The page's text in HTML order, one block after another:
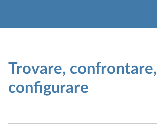
Trovare, confrontare,
configurare